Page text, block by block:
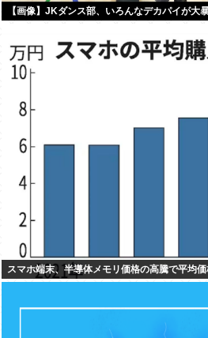
【画像】JKダンス部、いろんなデカパイが大
スマホ端末、半導体メモリ価格の高騰で平均